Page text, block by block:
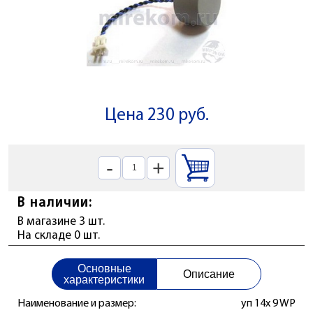
Цена 230 руб.
- +
В наличии:
В магазине 3 шт.
На складе 0 шт.
Основные
характеристики
Описание
Наименование и размер: уп 14x 9 WP